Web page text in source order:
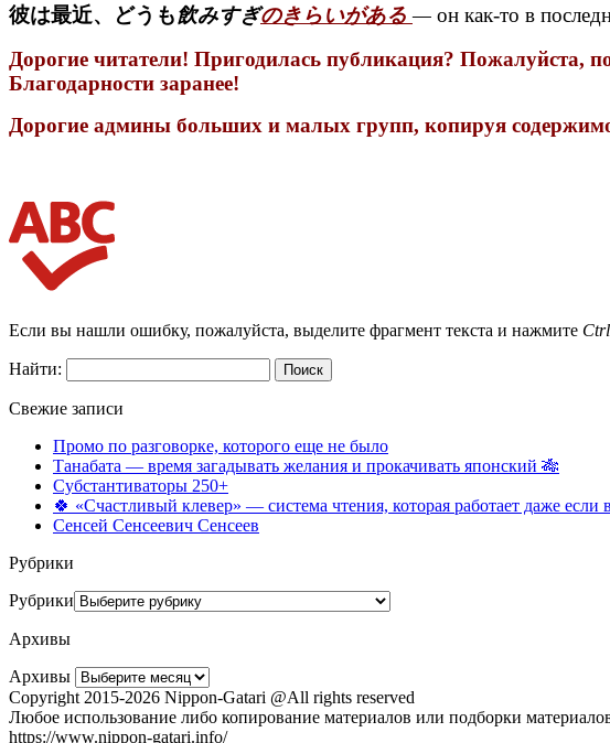
彼は最近、どうも飲みすぎのきらいがある— он как-то в
Дорогие читатели! Пригодилась публикация? Пожалуйста,
Благодарности заранее!
Дорогие админы больших и малых групп, копируя
Если вы нашли ошибку, пожалуйста, выделите фрагмент текста и нажмите
Найти:
Свежие записи
Промо по разговорке, которого еще не было
Танабата — время загадывать желания и прокачивать японский 🎋
Субстантиваторы 250+
🍀 «Счастливый клевер» — система чтения, которая работает даже если
Сенсей Сенсеевич Сенсеев
Рубрики
Рубрики
Архивы
Архивы
Copyright 2015-2026 Nippon-Gatari @All rights reserved
Любое использование либо копирование материалов или подборки
https://www.nippon-gatari.info/